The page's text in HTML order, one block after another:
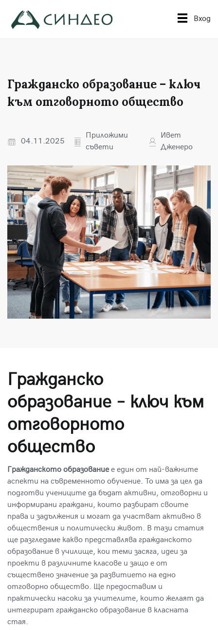
съдържанието
Вход
Гражданско образование – ключ
към отговорното общество
04.11.2025
Приложими
съвети
Ивет
Дженеро
Гражданско
образование – ключ към
отговорното
общество
Гражданското образованиее един от най-важните
аспекти на съвременното обучение. То има за цел да
подготви учениците да бъдат активни, отговорни и
информирани граждани, които разбират своите
права и задължения и могат да участват активно в
обществения и политически живот. В тази статия
ще разгледаме какво представлява гражданското
образование в училище, кои теми засяга, идеи за
проекти в различните класове и защо е от
съществено значение за развитието на едно
отговорно общество. Ще предоставим и
практически насоки за учителите, които желаят да
интегрират гражданско образование в класната
стая.